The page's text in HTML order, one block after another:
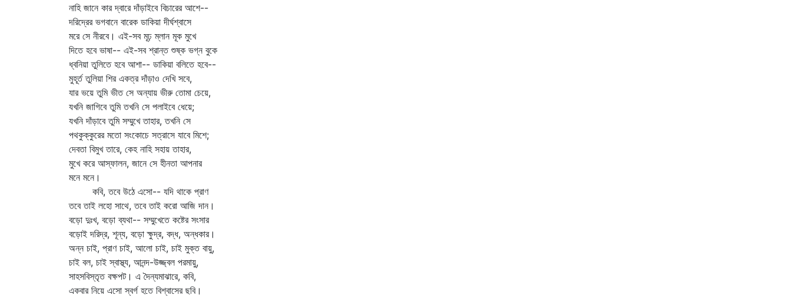
নাহি জানে কার দ্বারে দাঁড়াইবে বিচারের আশে--
দরিদ্রের ভগবানে বারেক ডাকিয়া দীর্ঘশ্বাসে
মরে সে নীরবে। এই-সব মূঢ় ম্লান মূক মুখে
দিতে হবে ভাষা-- এই-সব শ্রান্ত শুষ্ক ভগ্ন বুকে
ধ্বনিয়া তুলিতে হবে আশা-- ডাকিয়া বলিতে হবে--
মুহূর্ত তুলিয়া শির একত্র দাঁড়াও দেখি সবে,
যার ভয়ে তুমি ভীত সে অন্যায় ভীরু তোমা চেয়ে,
যখনি জাগিবে তুমি তখনি সে পলাইবে ধেয়ে;
যখনি দাঁড়াবে তুমি সম্মুখে তাহার, তখনি সে
পথকুক্কুরের মতো সংকোচে সত্রাসে যাবে মিশে;
দেবতা বিমুখ তারে, কেহ নাহি সহায় তাহার,
মুখে করে আস্ফালন, জানে সে হীনতা আপনার
মনে মনে।
কবি, তবে উঠে এসো-- যদি থাকে প্রাণ
তবে তাই লহো সাথে, তবে তাই করো আজি দান।
বড়ো দুঃখ, বড়ো ব্যথা-- সম্মুখেতে কষ্টের সংসার
বড়োই দরিদ্র, শূন্য, বড়ো ক্ষুদ্র, বদ্ধ, অন্ধকার।
অন্ন চাই, প্রাণ চাই, আলো চাই, চাই মুক্ত বায়ু,
চাই বল, চাই স্বাস্থ্য, আনন্দ-উজ্জ্বল পরমায়ু,
সাহসবিস্তৃত বক্ষপট। এ দৈন্যমাঝারে, কবি,
একবার নিয়ে এসো স্বর্গ হতে বিশ্বাসের ছবি।